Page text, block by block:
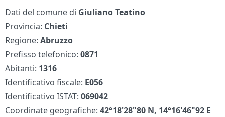
Dati del comune di Giuliano Teatino
Provincia: Chieti
Regione:Abruzzo
Prefisso telefonico:0871
Abitanti: 1316
Identificativo fiscale: E056
Identificativo ISTAT:069042
Coordinate geografiche:42°18'28"80 N, 14°16'46"92 E